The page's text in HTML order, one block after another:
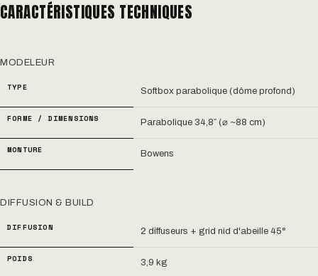
CARACTÉRISTIQUES TECHNIQUES
MODELEUR
TYPE Softbox parabolique (dôme profond)
FORME / DIMENSIONS Parabolique 34,8″ (⌀ ~88 cm)
MONTURE Bowens
DIFFUSION & BUILD
DIFFUSION 2 diffuseurs + grid nid d'abeille 45°
POIDS 3,9 kg